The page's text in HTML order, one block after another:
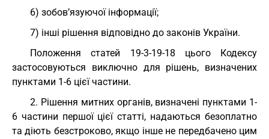
6) зобов’язуючої інформації;
7) інші рішення відповідно до законів України.
Положення статей 19-3-19-18 цього Кодексу
застосовуються виключно для рішень, визначених
пунктами 1-6 цієї частини.
2. Рішення митних органів, визначені пунктами 1-
6 частини першої цієї статті, надаються безоплатно
та діють безстроково, якщо інше не передбачено цим